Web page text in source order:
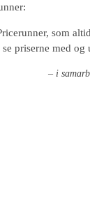
som
priserne med og
– i